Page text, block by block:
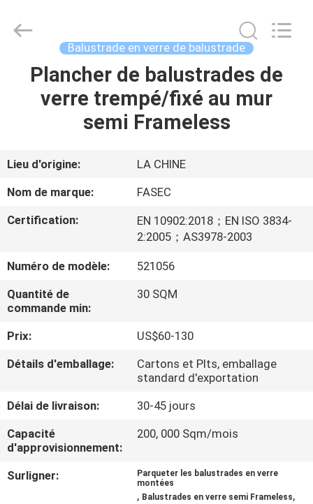
MAISON
PRODUITS
AU
SUJET
DE
D'USINE
CONTRÔLE
DE
QUALITÉ
CONTACTEZ-
FASEC
Buildings
Balustrade en verre de balustrade
Plancher de balustrades de
verre trempé/fixé au mur
semi Frameless
Lieu d'origine:
LA CHINE
Nom de marque:
FASEC
Certification:
EN 1090­2:2018；EN ISO 3834­
2:2005；AS3978-2003
Numéro de modèle:
521056
Quantité de
commande min:
30 SQM
Prix:
US$60-130
Détails d'emballage:
Cartons et Plts, emballage
standard d'exportation
Délai de livraison:
30-45 jours
Capacité
d'approvisionnement:
200, 000 Sqm/mois
Surligner:
Parqueter les balustrades en verre
montées
, Balustrades en verre semi Frameless,